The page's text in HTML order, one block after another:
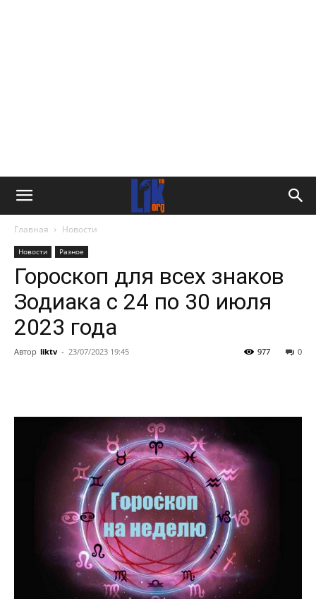
Главная Новости
Новости Разное
Гороскоп для всех знаков
Зодиака с 24 по 30 июля
2023 года
Автор liktv - 23/07/2023 19:45 0
977